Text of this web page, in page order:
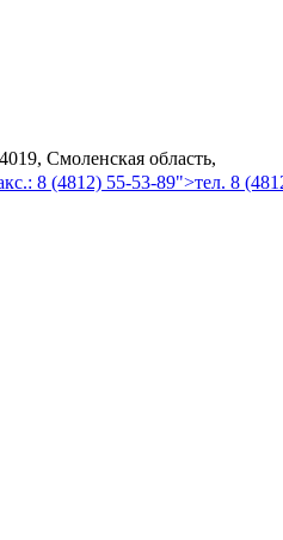
Смоленская область,
8 (4812) 55-53-89">тел. 8